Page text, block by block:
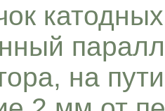
катодных
на